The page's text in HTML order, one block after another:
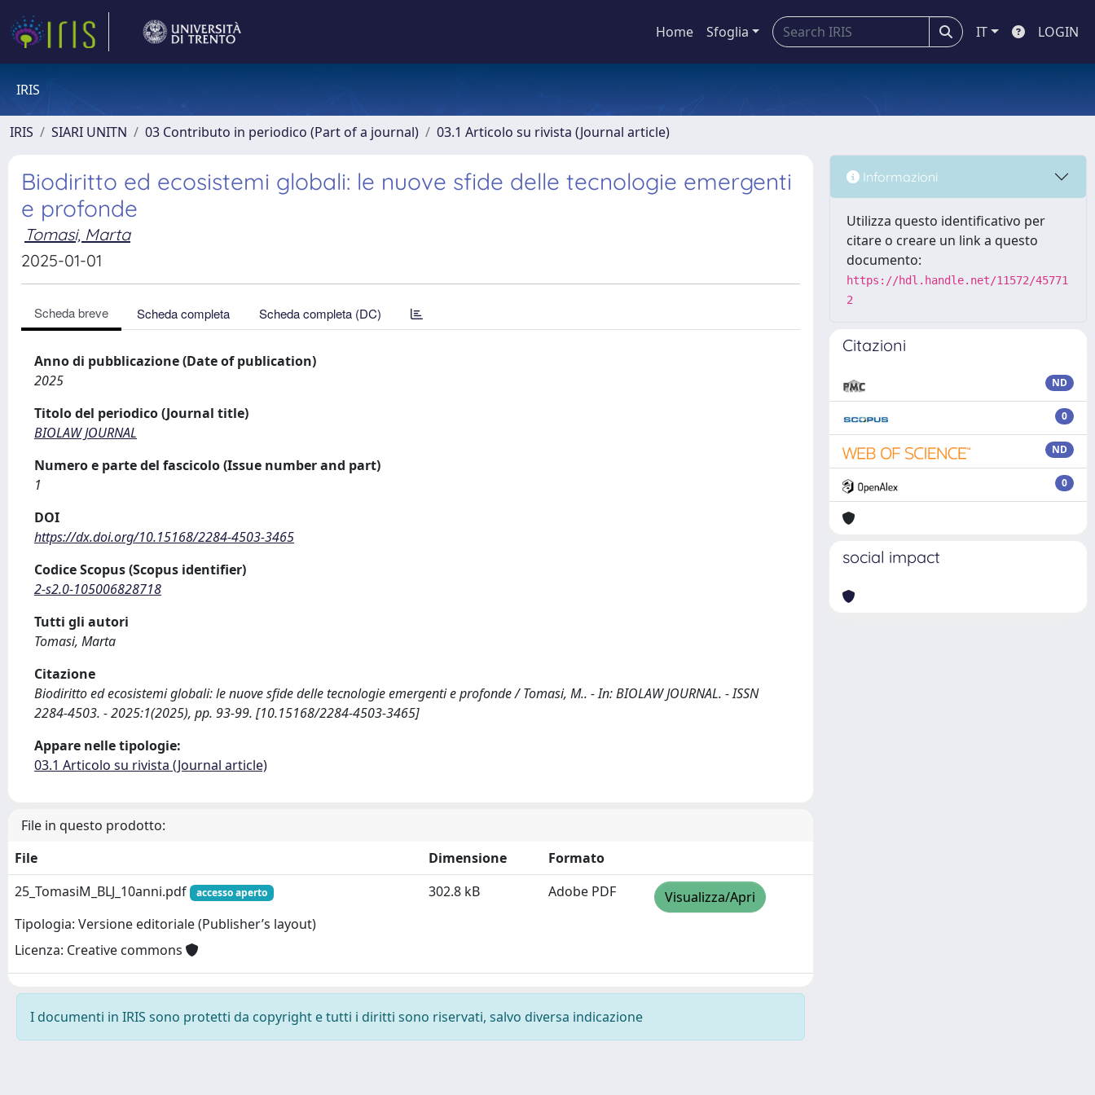
Home Sfoglia IT LOGIN
IRIS
IRIS SIARI UNITN 03 Contributo in periodico (Part of a journal) 03.1 Articolo su rivista (Journal article)
Biodiritto ed ecosistemi globali: le nuove sfide delle tecnologie emergenti
e profonde
Tomasi, Marta
2025-01-01
Scheda breve Scheda completa Scheda completa (DC)
Anno di pubblicazione (Date of publication)
2025
Titolo del periodico (Journal title)
BIOLAW JOURNAL
Numero e parte del fascicolo (Issue number and part)
1
DOI
https://dx.doi.org/10.15168/2284-4503-3465
Codice Scopus (Scopus identifier)
2-s2.0-105006828718
Tutti gli autori
Tomasi, Marta
Citazione
Biodiritto ed ecosistemi globali: le nuove sfide delle tecnologie emergenti e profonde / Tomasi, M.. - In: BIOLAW JOURNAL. - ISSN
2284-4503. - 2025:1(2025), pp. 93-99. [10.15168/2284-4503-3465]
Appare nelle tipologie:
03.1 Articolo su rivista (Journal article)
File in questo prodotto:
File
Dimensione
Formato
25_TomasiM_BLJ_10anni.pdf
accesso aperto
Tipologia: Versione editoriale (Publisher’s layout)
Licenza: Creative commons
302.8 kB Adobe PDF Visualizza/Apri
I documenti in IRIS sono protetti da copyright e tutti i diritti sono riservati, salvo diversa indicazione
Informazioni
Utilizza questo identificativo per
citare o creare un link a questo
documento:
https://hdl.handle.net/11572/45771
2
Citazioni
ND
0
ND
0
social impact